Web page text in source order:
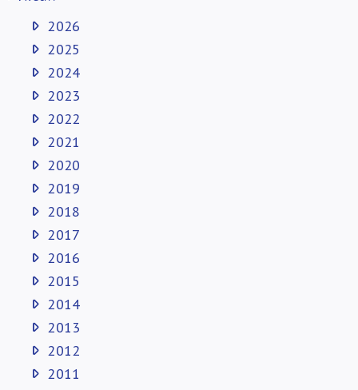
2026
2025
2024
2023
2022
2021
2020
2019
2018
2017
2016
2015
2014
2013
2012
2011